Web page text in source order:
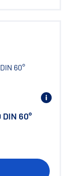
60°